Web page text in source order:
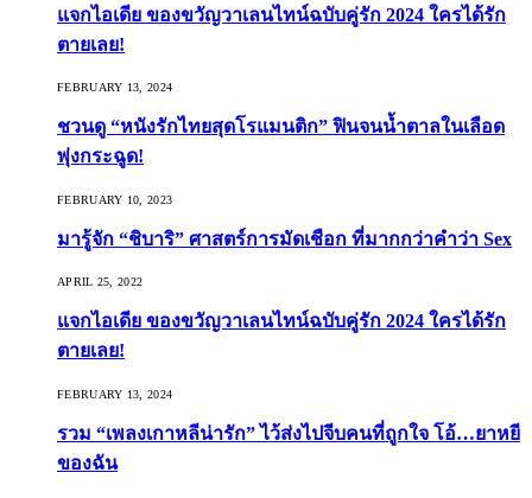
แจกไอเดีย ของขวัญวาเลนไทน์ฉบับคู่รัก 2024 ใครได้รัก
ตายเลย!
FEBRUARY 13, 2024
ชวนดู “หนังรักไทยสุดโรแมนติก” ฟินจนน้ำตาลในเลือด
พุ่งกระฉูด!
FEBRUARY 10, 2023
มารู้จัก “ชิบาริ” ศาสตร์การมัดเชือก ที่มากกว่าคำว่า Sex
APRIL 25, 2022
แจกไอเดีย ของขวัญวาเลนไทน์ฉบับคู่รัก 2024 ใครได้รัก
ตายเลย!
FEBRUARY 13, 2024
รวม “เพลงเกาหลีน่ารัก” ไว้ส่งไปจีบคนที่ถูกใจ โอ้…ยาหยี
ของฉัน